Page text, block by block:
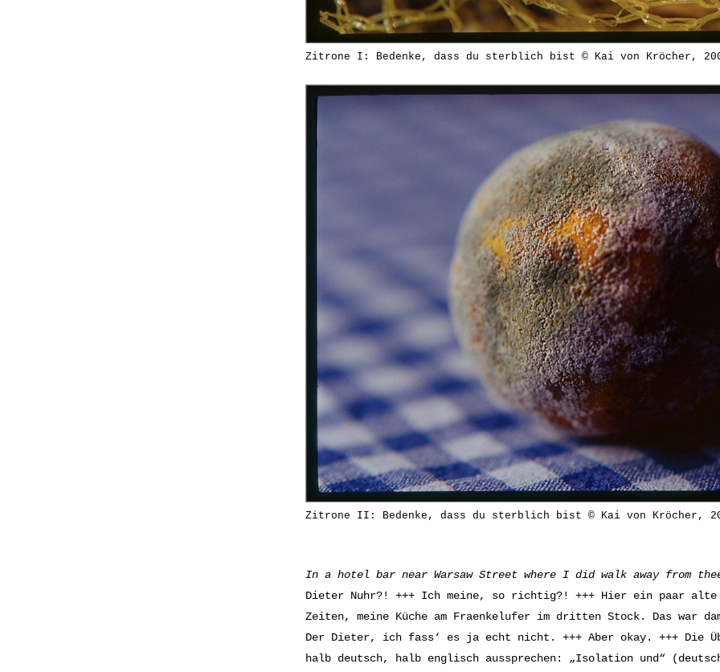
Zitrone I: Bedenke, dass du sterblich bist © Kai von Kröcher,
Zitrone II: Bedenke, dass du sterblich bist © Kai von Kröcher,
In a hotel bar near Warsaw Street where I did walk away from
Dieter Nuhr?! +++ Ich meine, so richtig?! +++ Hier ein paar alte
Zeiten, meine Küche am Fraenkelufer im dritten Stock. Das war
Der Dieter, ich fass‘ es ja echt nicht. +++ Aber okay. +++ Die
halb deutsch, halb englisch aussprechen: „Isolation und“